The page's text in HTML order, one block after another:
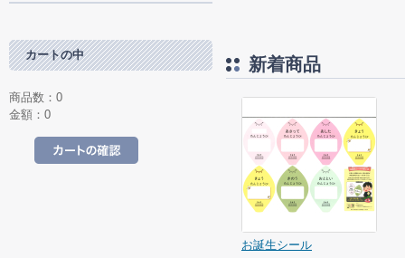
新着商品
お誕生シール
カートの中
商品数：0
金額：0